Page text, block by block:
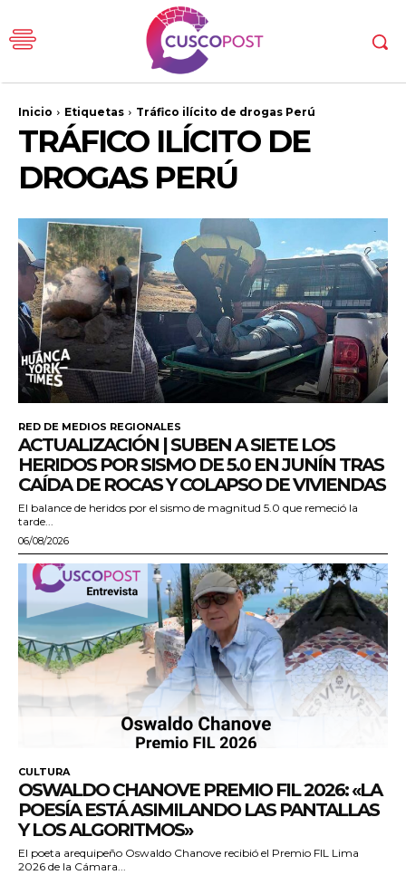
Inicio Etiquetas Tráfico ilícito de drogas Perú
TRÁFICO ILÍCITO DE
DROGAS PERÚ
RED DE MEDIOS REGIONALES
ACTUALIZACIÓN | SUBEN A SIETE LOS
HERIDOS POR SISMO DE 5.0 EN JUNÍN TRAS
CAÍDA DE ROCAS Y COLAPSO DE VIVIENDAS
El balance de heridos por el sismo de magnitud 5.0 que remeció la
tarde...
06/08/2026
CULTURA
OSWALDO CHANOVE PREMIO FIL 2026: «LA
POESÍA ESTÁ ASIMILANDO LAS PANTALLAS
Y LOS ALGORITMOS»
El poeta arequipeño Oswaldo Chanove recibió el Premio FIL Lima
2026 de la Cámara...